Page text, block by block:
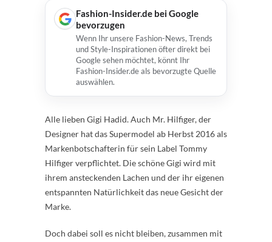
Fashion-Insider.de bei Google
bevorzugen
Wenn Ihr unsere Fashion-News, Trends
und Style-Inspirationen öfter direkt bei
Google sehen möchtet, könnt Ihr
Fashion-Insider.de als bevorzugte Quelle
auswählen.
Alle lieben Gigi Hadid. Auch Mr. Hilfiger, der
Designer hat das Supermodel ab Herbst 2016 als
Markenbotschafterin für sein Label Tommy
Hilfiger verpflichtet. Die schöne Gigi wird mit
ihrem ansteckenden Lachen und der ihr eigenen
entspannten Natürlichkeit das neue Gesicht der
Marke.
Doch dabei soll es nicht bleiben, zusammen mit